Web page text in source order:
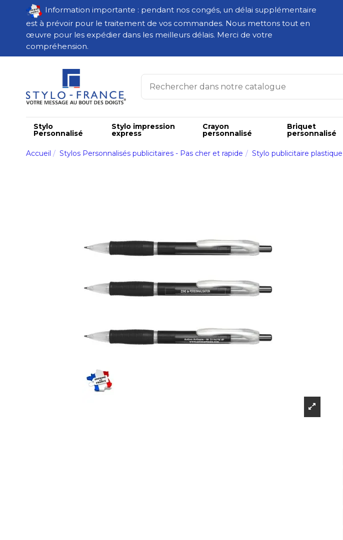
Information importante : pendant nos congés, un délai supplémentaire
est à prévoir pour le traitement de vos commandes. Nous mettons tout en
œuvre pour les expédier dans les meilleurs délais. Merci de votre
compréhension.
Stylo
Personnalisé
Stylo impression
express
Crayon
personnalisé
Briquet
personnalisé
Accueil Stylos Personnalisés publicitaires - Pas cher et rapide Stylo publicitaire plastique